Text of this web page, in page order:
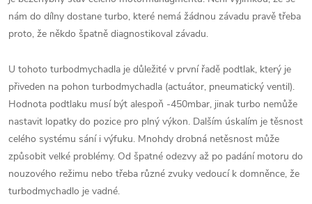
nám do dílny dostane turbo, které nemá žádnou závadu pravě třeba
proto, že někdo špatně diagnostikoval závadu.
U tohoto turbodmychadla je důležité v první řadě podtlak, který je
přiveden na pohon turbodmychadla (actuátor, pneumatický ventil).
Hodnota podtlaku musí být alespoň -450mbar, jinak turbo nemůže
nastavit lopatky do pozice pro plný výkon. Dalším úskalím je těsnost
celého systému sání i výfuku. Mnohdy drobná netěsnost může
způsobit velké problémy. Od špatné odezvy až po padání motoru do
nouzového režimu nebo třeba různé zvuky vedoucí k domněnce, že
turbodmychadlo je vadné.